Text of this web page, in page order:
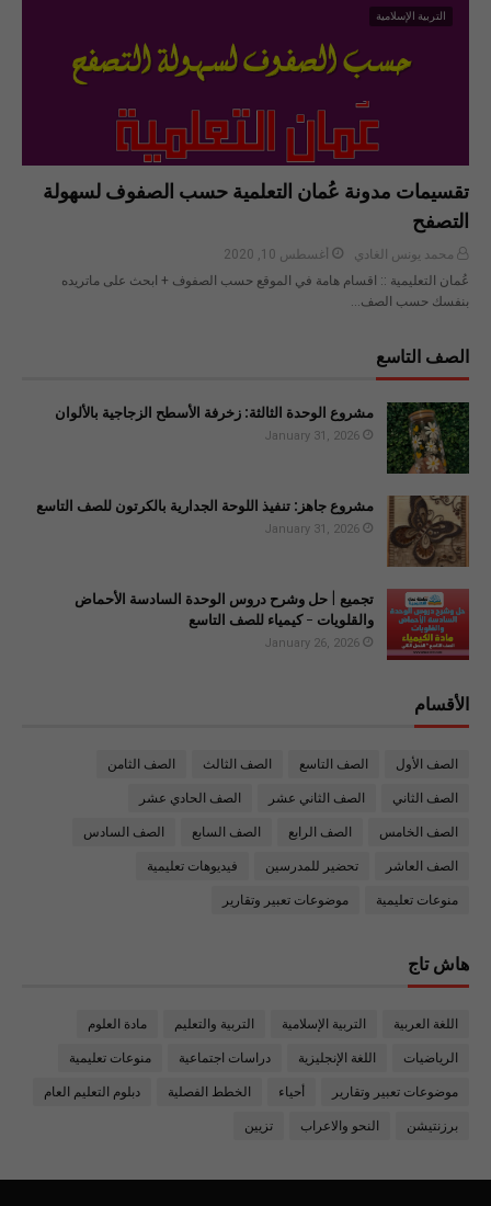
التربية الإسلامية
تقسيمات مدونة عُمان التعلمية حسب الصفوف لسهولة
التصفح
محمد يونس الغادي
أغسطس 10, 2020
عُمان التعليمية :: اقسام هامة في الموقع حسب الصفوف + ابحث على ماتريده
بنفسك حسب الصف…
الصف التاسع
مشروع الوحدة الثالثة: زخرفة الأسطح الزجاجية بالألوان
January 31, 2026
مشروع جاهز: تنفيذ اللوحة الجدارية بالكرتون للصف التاسع
January 31, 2026
تجميع | حل وشرح دروس الوحدة السادسة الأحماض
والقلويات - كيمياء للصف التاسع
January 26, 2026
الأقسام
الصف الأول الصف التاسع الصف الثالث الصف الثامن
الصف الثاني الصف الثاني عشر الصف الحادي عشر
الصف الخامس الصف الرابع الصف السابع الصف السادس
الصف العاشر تحضير للمدرسين فيديوهات تعليمية
منوعات تعليمية موضوعات تعبير وتقارير
هاش تاج
اللغة العربية التربية الإسلامية التربية والتعليم مادة العلوم
الرياضيات اللغة الإنجليزية دراسات اجتماعية منوعات تعليمية
موضوعات تعبير وتقارير أحياء الخطط الفصلية دبلوم التعليم العام
برزنتيشن النحو والاعراب تزيين